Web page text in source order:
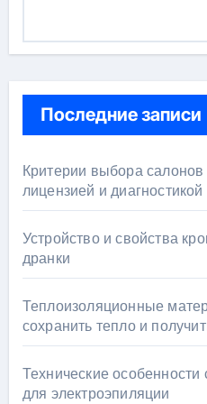
Последние записи
Критерии выбора
лицензией и диагностикой
Устройство и свойства
дранки
Теплоизоляционные
сохранить тепло и
Технические
для электроэпиляции